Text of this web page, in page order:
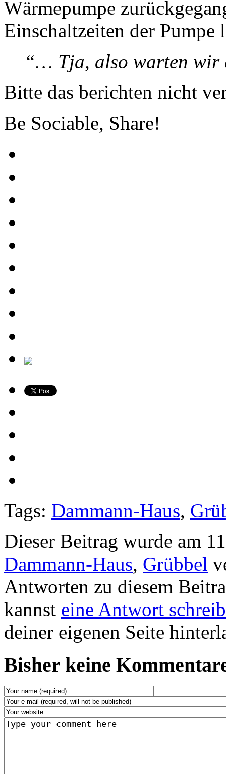
Wärmepumpe
Einschaltzeiten der Pumpe
“… Tja, also warten wir
Bitte das berichten nicht
Be Sociable, Share!
Tags: Dammann-Haus,
Dieser Beitrag wurde am
Dammann-Haus, Grübbel
Antworten zu diesem
kannst eine Antwort
deiner eigenen Seite
Bisher keine